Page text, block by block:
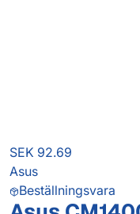
SEK 92.69
Asus
Beställningsvara